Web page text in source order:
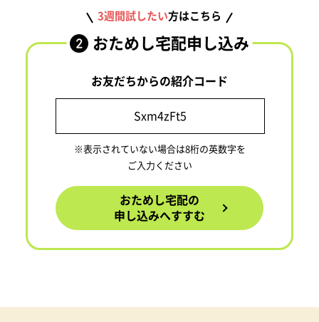
3週間試したい方はこちら
おためし宅配申し込み
お友だちからの紹介コード
※表示されていない場合は8桁の英数字を
ご入力ください
おためし宅配の
申し込みへすすむ